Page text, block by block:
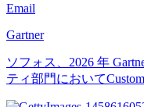
Email
Gartner
ソフォス、2026 年
ティ部門において